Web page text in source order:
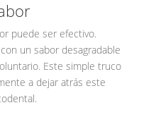
puede ser efectivo.
un sabor desagradable
Este simple truco
a dejar atrás este